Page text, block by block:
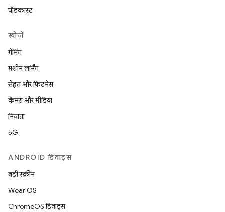
पॉडकास्ट
खोजें
गेमिंग
मशीन लर्निंग
सेहत और फ़िटनेस
कैमरा और मीडिया
निजता
5G
ANDROID डिवाइस
बड़ी स्क्रीन
Wear OS
ChromeOS डिवाइस